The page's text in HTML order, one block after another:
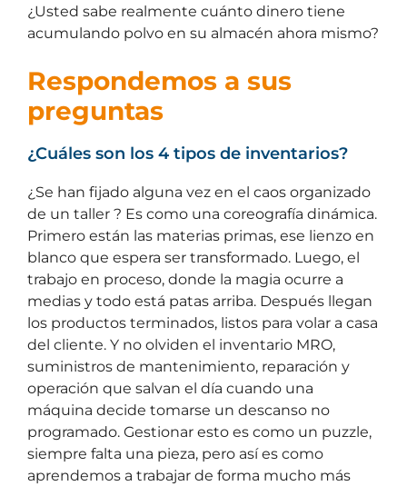
¿Usted sabe realmente cuánto dinero tiene
acumulando polvo en su almacén ahora mismo?
Respondemos a sus
preguntas
¿Cuáles son los 4 tipos de inventarios?
¿Se han fijado alguna vez en el caos organizado
de un taller ? Es como una coreografía dinámica.
Primero están las materias primas, ese lienzo en
blanco que espera ser transformado. Luego, el
trabajo en proceso, donde la magia ocurre a
medias y todo está patas arriba. Después llegan
los productos terminados, listos para volar a casa
del cliente. Y no olviden el inventario MRO,
suministros de mantenimiento, reparación y
operación que salvan el día cuando una
máquina decide tomarse un descanso no
programado. Gestionar esto es como un puzzle,
siempre falta una pieza, pero así es como
aprendemos a trabajar de forma mucho más